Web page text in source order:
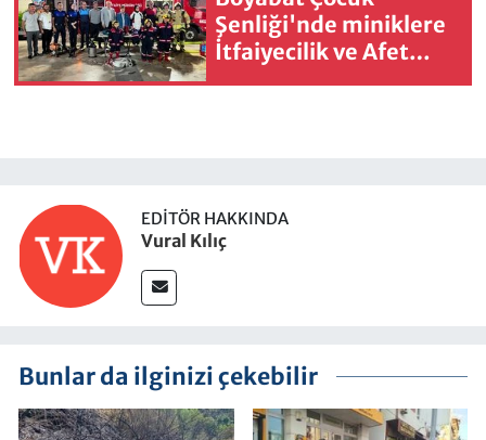
Şenliği'nde miniklere
İtfaiyecilik ve Afet
Eğitim
EDITÖR HAKKINDA
Vural Kılıç
Bunlar da ilginizi çekebilir